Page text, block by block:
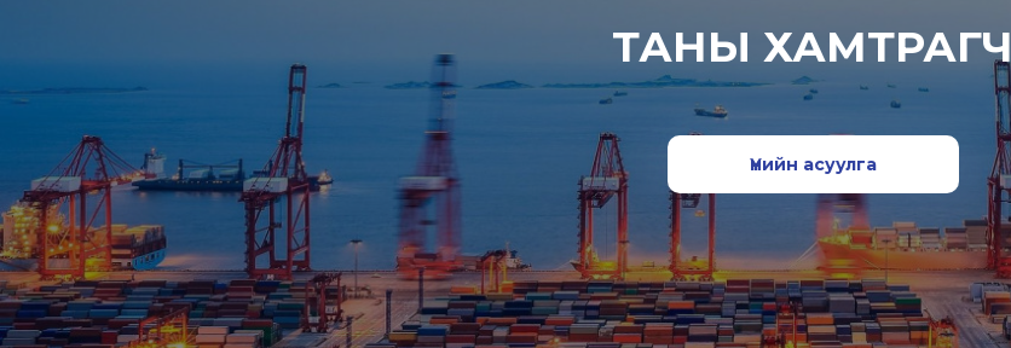
ТАНЫ ХАМТРАГЧ
Үнийн асуулга